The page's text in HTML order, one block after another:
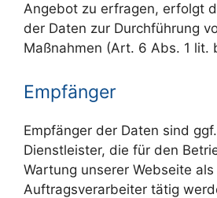
Angebot zu erfragen, erfolgt
der Daten zur Durchführung
Maßnahmen (Art. 6 Abs. 1 lit.
Empfänger
Empfänger der Daten sind
Dienstleister, die für den
Wartung unserer Webseite als
Auftragsverarbeiter tätig